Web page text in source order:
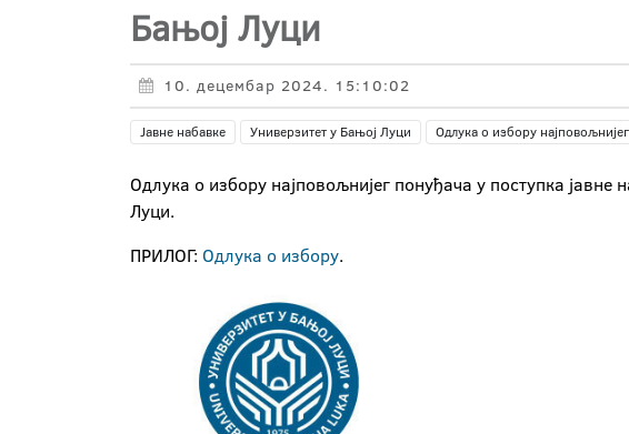
Бањој Луци
10. децембар 2024. 15:10:02
Јавне набавке Универзитет у Бањој Луци Одлука о избору
Одлука о избору најповољнијег понуђача у поступка
Луци.
ПРИЛОГ: Одлука о избору.